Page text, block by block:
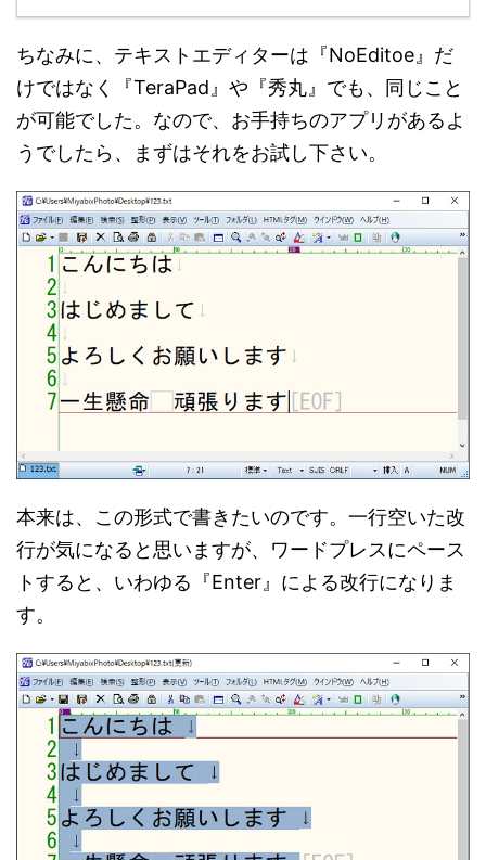
ちなみに、テキストエディターは『NoEditoe』だ
けではなく『TeraPad』や『秀丸』でも、同じこと
が可能でした。なので、お手持ちのアプリがあるよ
うでしたら、まずはそれをお試し下さい。
本来は、この形式で書きたいのです。一行空いた改
行が気になると思いますが、ワードプレスにペース
トすると、いわゆる『Enter』による改行になりま
す。